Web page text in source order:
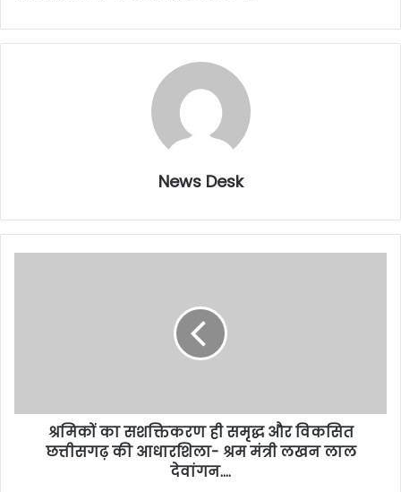
News Desk
श्रमिकों का सशक्तिकरण ही समृद्ध और विकसित
छत्तीसगढ़ की आधारशिला- श्रम मंत्री लखन लाल
देवांगन….